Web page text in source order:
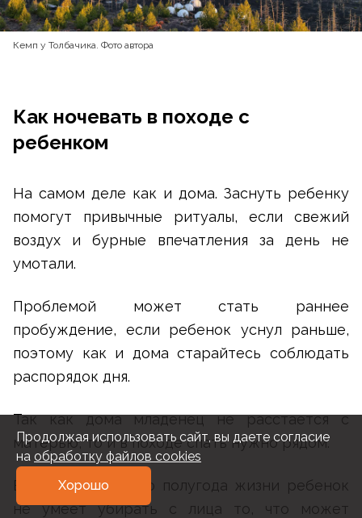
Кемп у Толбачика. Фото автора
Как ночевать в походе с
ребенком
На самом деле как и дома. Заснуть ребенку
помогут привычные ритуалы, если свежий
воздух и бурные впечатления за день не
умотали.
Проблемой может стать раннее
пробуждение, если ребенок уснул раньше,
поэтому как и дома старайтесь соблюдать
распорядок дня.
Так как дома младенец не расстается с
матерью, то и в походе спать нужно рядом.
В течение первого полугода жизни ребенок
не умеет убирать с лица то, что может
Продолжая использовать сайт, вы даете согласие
на обработку файлов cookies
Хорошо